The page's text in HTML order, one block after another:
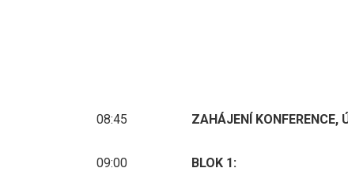
08:45 ZAHÁJENÍ KONFERENCE,
09:00 BLOK 1: